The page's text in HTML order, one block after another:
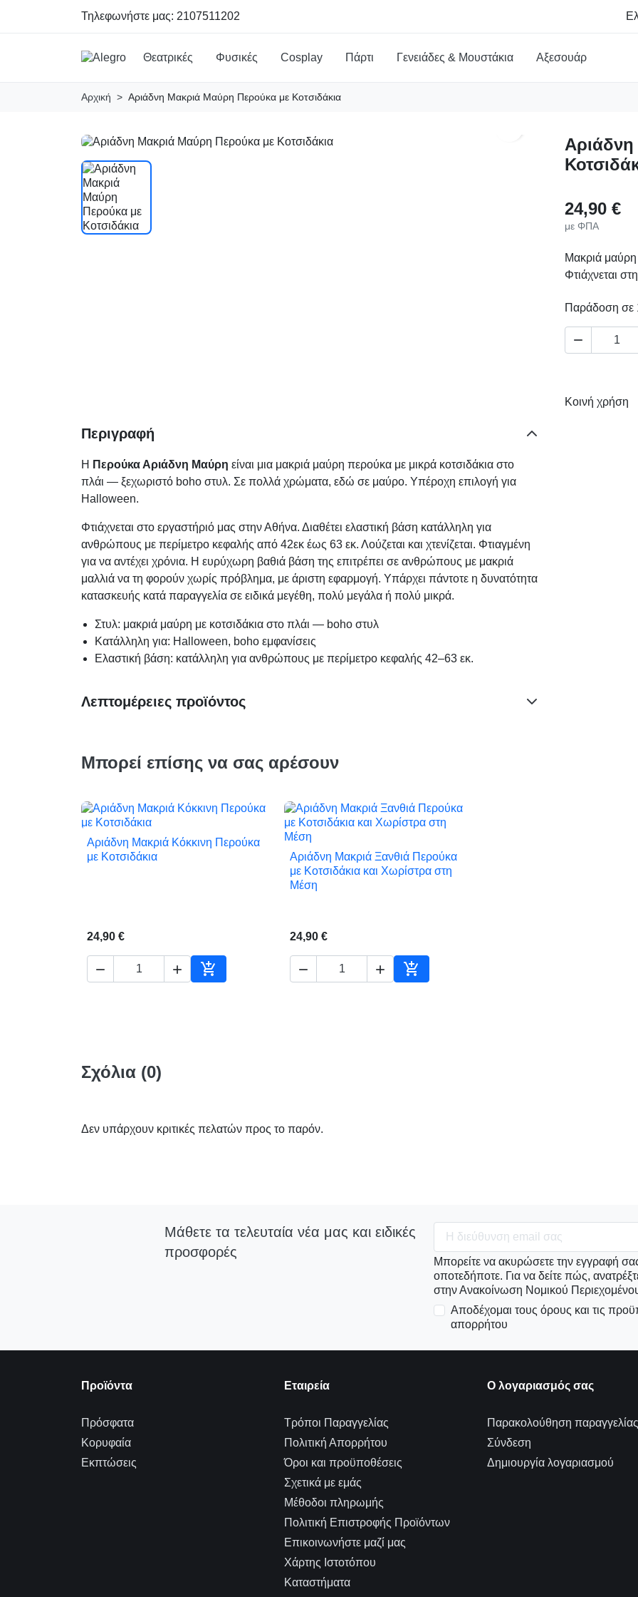
Τηλεφωνήστε μας: 2107511202
Θεατρικές Φυσικές Cosplay Πάρτι Γενειάδες & Μουστάκια Αξεσουάρ
Αρχική Αριάδνη Μακριά Μαύρη Περούκα με Κοτσιδάκια
24,90 €
με ΦΠΑ
Μακριά
Φτιάχνεται
Παράδοση σε

Κοινή χρήση
Περιγραφή
Η Περούκα Αριάδνη Μαύρη είναι μια μακριά μαύρη περούκα με μικρά κοτσιδάκια στο
πλάι — ξεχωριστό boho στυλ. Σε πολλά χρώματα, εδώ σε μαύρο. Υπέροχη επιλογή για
Halloween.
Φτιάχνεται στο εργαστήριό μας στην Αθήνα. Διαθέτει ελαστική βάση κατάλληλη για
ανθρώπους με περίμετρο κεφαλής από 42εκ έως 63 εκ. Λούζεται και χτενίζεται. Φτιαγμένη
για να αντέχει χρόνια. Η ευρύχωρη βαθιά βάση της επιτρέπει σε ανθρώπους με μακριά
μαλλιά να τη φορούν χωρίς πρόβλημα, με άριστη εφαρμογή. Υπάρχει πάντοτε η δυνατότητα
κατασκευής κατά παραγγελία σε ειδικά μεγέθη, πολύ μεγάλα ή πολύ μικρά.
Στυλ: μακριά μαύρη με κοτσιδάκια στο πλάι — boho στυλ
Κατάλληλη για: Halloween, boho εμφανίσεις
Ελαστική βάση: κατάλληλη για ανθρώπους με περίμετρο κεφαλής 42–63 εκ.
Λεπτομέρειες προϊόντος
Μπορεί επίσης να σας αρέσουν
 Γρήγορη προβολή
Αριάδνη Μακριά Κόκκινη Περούκα
με Κοτσιδάκια
24,90 €
  
Αγορά
 Γρήγορη προβολή
Αριάδνη Μακριά Ξανθιά Περούκα
με Κοτσιδάκια και Χωρίστρα στη
Μέση
24,90 €
  
Αγορά
Σχόλια (0)
Δεν υπάρχουν κριτικές πελατών προς το παρόν.
Μάθετε τα τελευταία νέα μας και ειδικές
προσφορές
Μπορείτε να ακυρώσετε την εγγραφή
οποτεδήποτε. Για να δείτε πώς,
στην Ανακοίνωση Νομικού
Αποδέχομαι τους όρους και τις
απορρήτου
Προϊόντα
Πρόσφατα
Κορυφαία
Εκπτώσεις
Εταιρεία
Τρόποι Παραγγελίας
Πολιτική Απορρήτου
Όροι και προϋποθέσεις
Σχετικά με εμάς
Μέθοδοι πληρωμής
Πολιτική Επιστροφής Προϊόντων
Επικοινωνήστε μαζί μας
Χάρτης Ιστοτόπου
Καταστήματα
Ο λογαριασμός σας
Παρακολούθηση παραγγελίας
Σύνδεση
Δημιουργία λογαριασμού